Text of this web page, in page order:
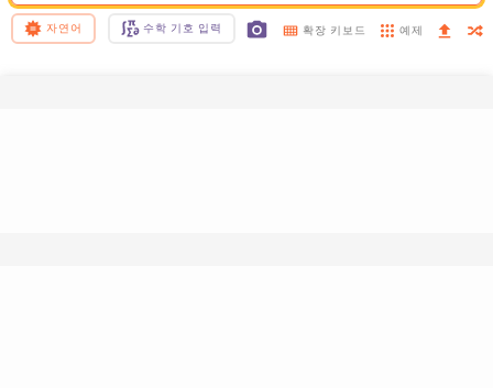
자연어 수학 기호 입력 확장 키보드 예제